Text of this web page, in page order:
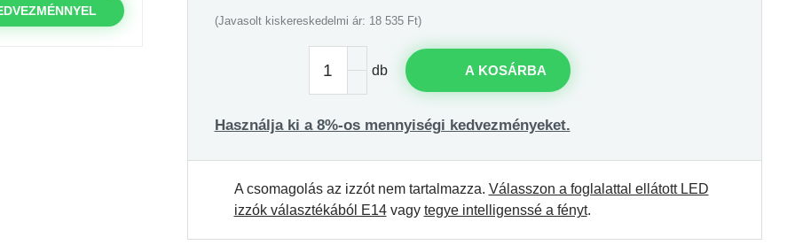
(Javasolt kiskereskedelmi ár: 18 535 Ft)
db A KOSÁRBA
Használja ki a 8%-os mennyiségi kedvezményeket.
A csomagolás az izzót nem tartalmazza. Válasszon a foglalattal ellátott LED
izzók választékából E14vagy tegye intelligenssé a fényt.